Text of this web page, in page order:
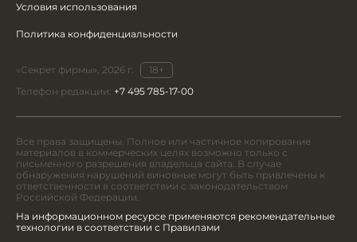
Условия использования
Политика конфиденциальности
«Секрет фирмы», 2026 г.
18+
Телефон редакции: +7 495 785-17-00
Все права защищены. Полное или частичное копирование
материалов в коммерческих целях возможно только с
письменного разрешения владельца сайта. В случае
обнаружения нарушений виновные могут быть привлечены к
ответственности в соответствии с законодательством
Российской Федерации.
На информационном ресурсе применяются рекомендательные
технологии в соответствии с Правилами